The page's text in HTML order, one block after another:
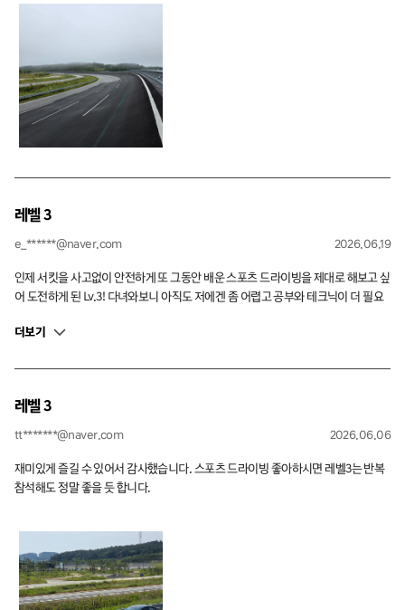
레벨 3
e_******@naver.com 2026.06.19
인제 서킷을 사고없이 안전하게 또 그동안 배운 스포츠 드라이빙을 제대로 해보고 싶
어 도전하게 된 Lv.3! 다녀와보니 아직도 저에겐 좀 어렵고 공부와 테크닉이 더 필요
킷 택시는 아직도 기억에 생생합니다 !! 반복 도전해서 나아진 모습으로 다시 뵐 수
더보기
레벨 3
tt*******@naver.com 2026.06.06
재미있게 즐길 수 있어서 감사했습니다. 스포츠 드라이빙 좋아하시면 레벨3는 반복
참석해도 정말 좋을 듯 합니다.